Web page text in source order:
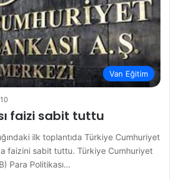
Van Eğitim
faizi sabit tuttu
ilk toplantıda Türkiye Cumhuriyet
faizini sabit tuttu. Türkiye Cumhuriyet
Para Politikası…